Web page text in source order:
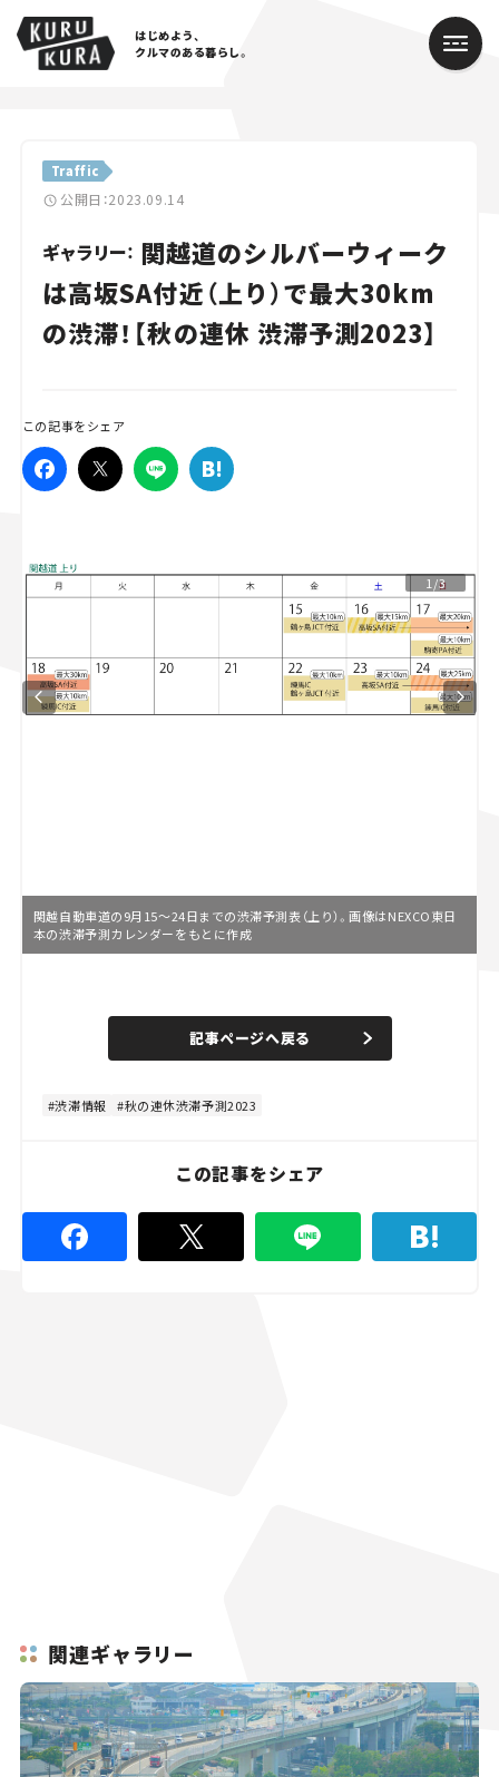
はじめよう、
クルマのある暮らし。
Traffic
公開日：2023.09.14
ギャラリー： 関越道のシルバーウィーク
は高坂SA付近（上り）で最大30km
の渋滞！【秋の連休 渋滞予測2023】
この記事をシェア
1/3
関越自動車道の9月15～24日までの渋滞予測表（上り）。画像はNEXCO東日
本の渋滞予測カレンダーをもとに作成
n
e
d
%
記事ページへ戻る
渋滞情報 秋の連休渋滞予測2023
この記事をシェア
関連ギャラリー
Cars
Lifestyle
Traffic
Special
Campaign
人気のハッシュタグ